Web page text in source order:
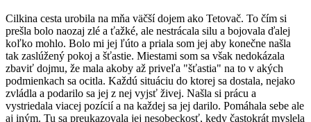
Cilkina cesta urobila na mňa väčší dojem ako Tetovač. To čím si
prešla bolo naozaj zlé a ťažké, ale nestrácala silu a bojovala ďalej
koľko mohlo. Bolo mi jej ľúto a priala som jej aby konečne našla
tak zaslúžený pokoj a šťastie. Miestami som sa však nedokázala
zbaviť dojmu, že mala akoby až priveľa "šťastia" na to v akých
podmienkach sa ocitla. Každú situáciu do ktorej sa dostala, nejako
zvládla a podarilo sa jej z nej vyjsť živej. Našla si prácu a
vystriedala viacej pozícií a na každej sa jej darilo. Pomáhala sebe ale
aj iným. Tu sa preukazovala jej nesobeckosť, kedy častokrát myslela